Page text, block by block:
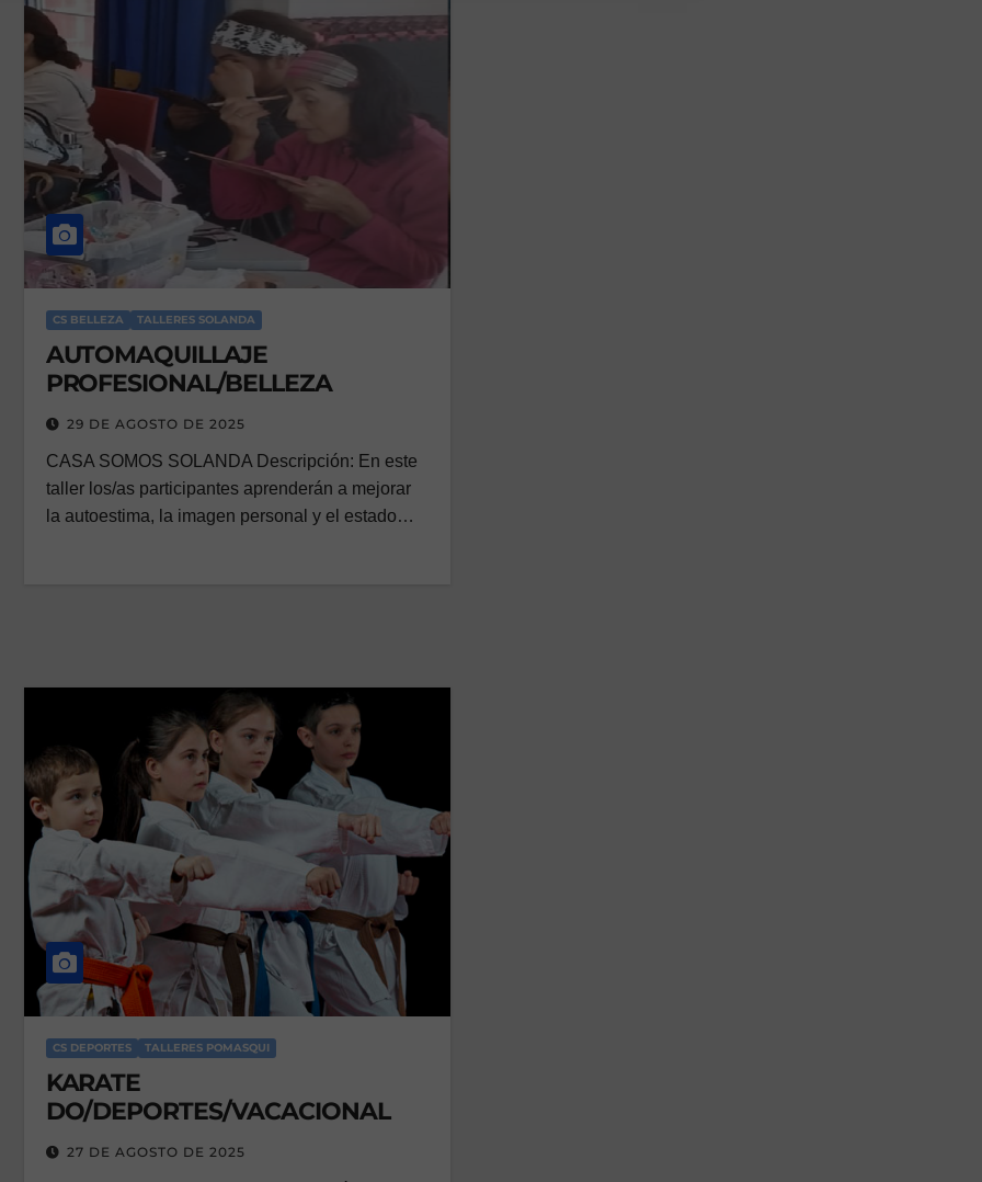
CS BELLEZA TALLERES SOLANDA
AUTOMAQUILLAJE
PROFESIONAL/BELLEZA
29 DE AGOSTO DE 2025
CASA SOMOS SOLANDA Descripción: En este
taller los/as participantes aprenderán a mejorar
la autoestima, la imagen personal y el estado…
CS DEPORTES TALLERES POMASQUI
KARATE
DO/DEPORTES/VACACIONAL
27 DE AGOSTO DE 2025